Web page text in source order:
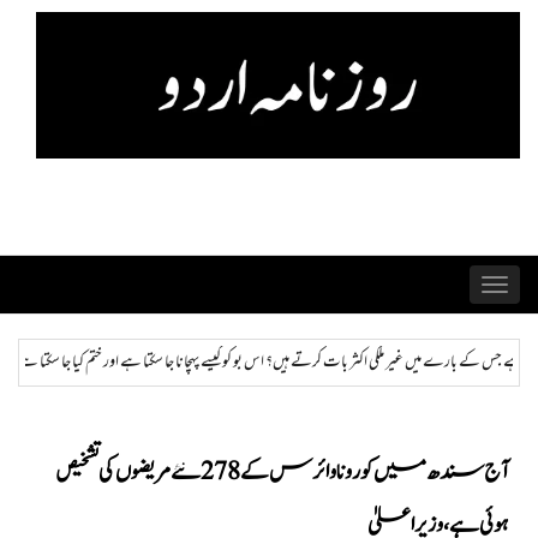
Skip
Toggle
navigation
بو کو کیسے پہچانا جا سکتا ہے اور ختم کیا جا سکتا ہے؟ ہمراز: پاکستان حکومت کی ذہنی صحت
آج سندھ میں کورونا وائرس کے 278 نئے مریضوں کی تشخیص
ہوئی ہے، وزیراعلیٰ